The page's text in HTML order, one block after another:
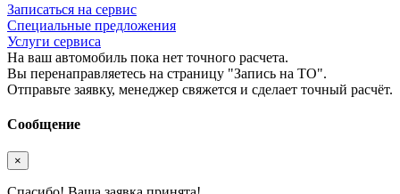
Записаться на сервис
Специальные предложения
Услуги сервиса
На ваш автомобиль пока нет точного расчета.
Вы перенаправляетесь на страницу "Запись на ТО".
Отправьте заявку, менеджер свяжется и сделает точный расчёт.
Сообщение
×